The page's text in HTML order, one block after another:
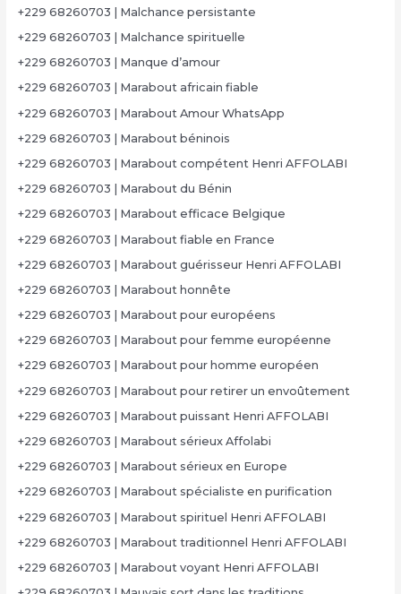
+229 68260703 | Malchance persistante
+229 68260703 | Malchance spirituelle
+229 68260703 | Manque d’amour
+229 68260703 | Marabout africain fiable
+229 68260703 | Marabout Amour WhatsApp
+229 68260703 | Marabout béninois
+229 68260703 | Marabout compétent Henri AFFOLABI
+229 68260703 | Marabout du Bénin
+229 68260703 | Marabout efficace Belgique
+229 68260703 | Marabout fiable en France
+229 68260703 | Marabout guérisseur Henri AFFOLABI
+229 68260703 | Marabout honnête
+229 68260703 | Marabout pour européens
+229 68260703 | Marabout pour femme européenne
+229 68260703 | Marabout pour homme européen
+229 68260703 | Marabout pour retirer un envoûtement
+229 68260703 | Marabout puissant Henri AFFOLABI
+229 68260703 | Marabout sérieux Affolabi
+229 68260703 | Marabout sérieux en Europe
+229 68260703 | Marabout spécialiste en purification
+229 68260703 | Marabout spirituel Henri AFFOLABI
+229 68260703 | Marabout traditionnel Henri AFFOLABI
+229 68260703 | Marabout voyant Henri AFFOLABI